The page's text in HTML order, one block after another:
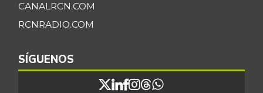
CANALRCN.COM
RCNRADIO.COM
SÍGUENOS